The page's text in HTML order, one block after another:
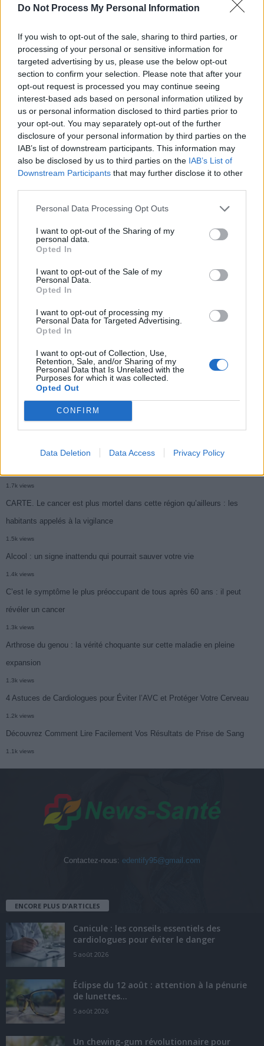
Do Not Process My Personal Information
If you wish to opt-out of the sale, sharing to third parties, or
processing of your personal or sensitive information for
targeted advertising by us, please use the below opt-out
section to confirm your selection. Please note that after your
opt-out request is processed you may continue seeing
interest-based ads based on personal information utilized by
us or personal information disclosed to third parties prior to
your opt-out. You may separately opt-out of the further
disclosure of your personal information by third parties on the
IAB’s list of downstream participants. This information may
also be disclosed by us to third parties on the IAB’s List of
Downstream Participants that may further disclose it to other
Personal Data Processing Opt Outs
I want to opt-out of the Sharing of my
personal data.
Opted In
I want to opt-out of the Sale of my
Personal Data.
Opted In
I want to opt-out of processing my
Personal Data for Targeted Advertising.
Opted In
I want to opt-out of Collection, Use,
Retention, Sale, and/or Sharing of my
Personal Data that Is Unrelated with the
Purposes for which it was collected.
Opted Out
CONFIRM
Data Deletion Data Access Privacy Policy
News Santé
https://news-sante.fr
ARTICLES CONNEXES PLUS DE L'AUTEUR
Canicule : les conseils
essentiels des
éviter le danger
Éclipse du 12 août :
attention à la pénurie de
Un chewing-gum
révolutionnaire pour
Populaires
Médicament retiré en urgence pour risques graves et données falsifiées
Ce cancer mortel explose chez les personnes nées après 1980 : le
symptôme à repérer
Je suis cardiologue et voici le seul chocolat que je valide : c’est le
meilleur pour le cœur
1.7k views
CARTE. Le cancer est plus mortel dans cette région qu’ailleurs : les
habitants appelés à la vigilance
1.5k views
Alcool : un signe inattendu qui pourrait sauver votre vie
1.4k views
C’est le symptôme le plus préoccupant de tous après 60 ans : il peut
révéler un cancer
1.3k views
Arthrose du genou : la vérité choquante sur cette maladie en pleine
expansion
1.3k views
4 Astuces de Cardiologues pour Éviter l’AVC et Protéger Votre Cerveau
1.2k views
Découvrez Comment Lire Facilement Vos Résultats de Prise de Sang
1.1k views
Contactez-nous: edentify95@gmail.com
ENCORE PLUS D'ARTICLES
Canicule : les conseils essentiels des
cardiologues pour éviter le danger
5 août 2026
Éclipse du 12 août : attention à la pénurie
de lunettes...
5 août 2026
Un chewing-gum révolutionnaire pour